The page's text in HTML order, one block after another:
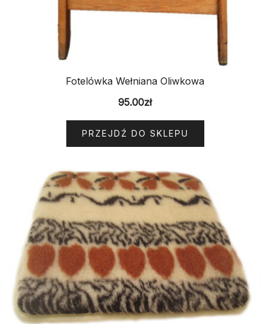
Fotelówka Wełniana Oliwkowa
95.00zł
PRZEJDŹ DO SKLEPU